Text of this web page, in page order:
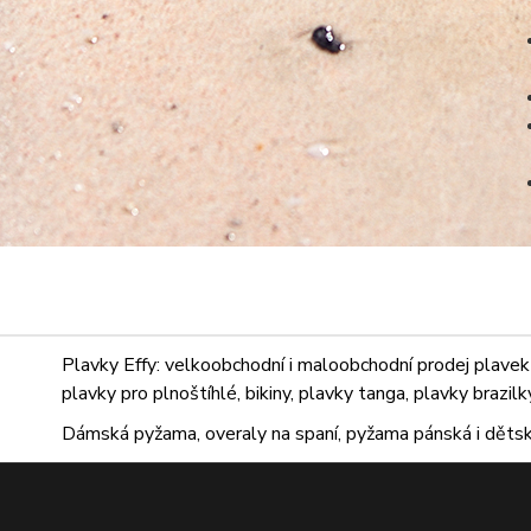
Plavky Effy: velkoobchodní i maloobchodní prodej
plavky pro plnoštíhlé, bikiny, plavky tanga, plavky
Dámská pyžama, overaly na spaní, pyžama pánská i